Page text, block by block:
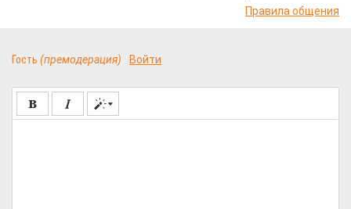
Правила общения
Гость (премодерация) Войти